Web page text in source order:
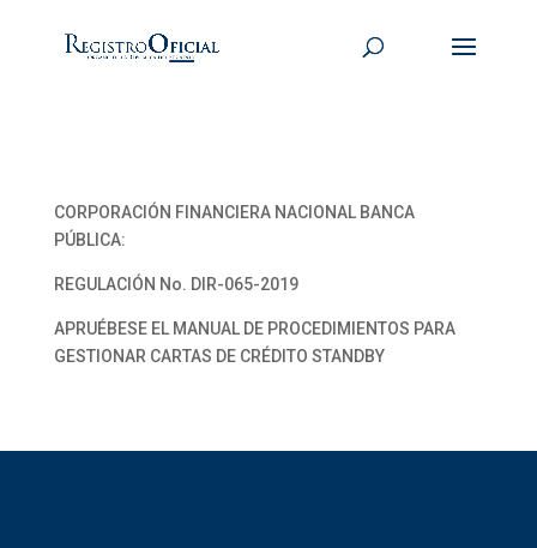
CORPORACIÓN FINANCIERA NACIONAL BANCA
PÚBLICA:
REGULACIÓN No. DIR-065-2019
APRUÉBESE EL MANUAL DE PROCEDIMIENTOS PARA
GESTIONAR CARTAS DE CRÉDITO STANDBY